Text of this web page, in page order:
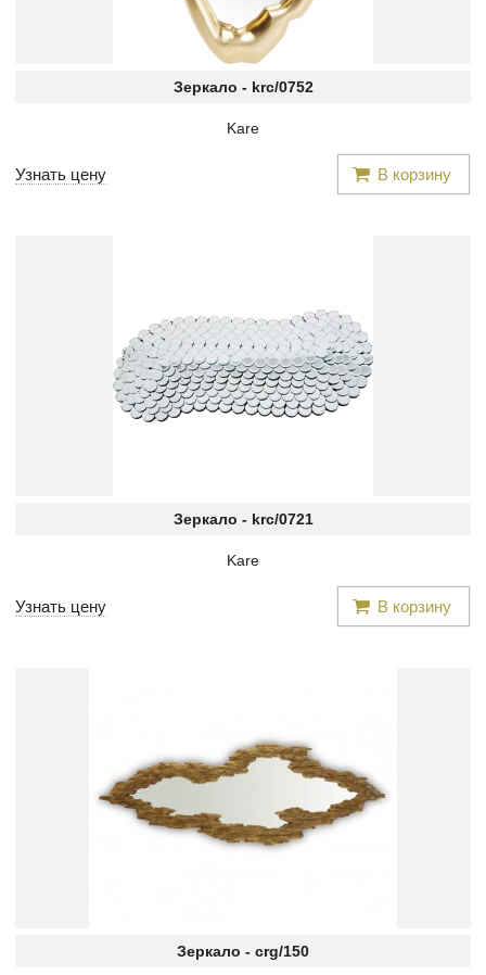
Зеркало - krc/0752
Kare
Узнать цену В корзину
Зеркало - krc/0721
Kare
Узнать цену В корзину
Зеркало - crg/150